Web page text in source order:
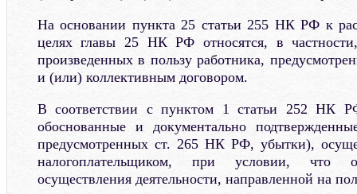
На основании пункта 25 статьи 255 НК РФ к
целях главы 25 НК РФ относятся, в
произведенных в пользу работника,
и (или) коллективным договором.
В соответствии с пунктом 1 статьи 252 НК
обоснованные и документально
предусмотренных ст. 265 НК РФ, убытки),
налогоплательщиком, при условии, что
осуществления деятельности, направленной на